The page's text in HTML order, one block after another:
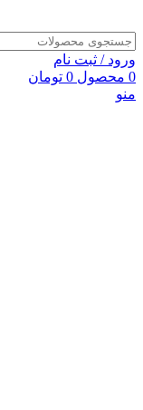
ورود / ثبت نام
0 محصول 0 تومان
منو